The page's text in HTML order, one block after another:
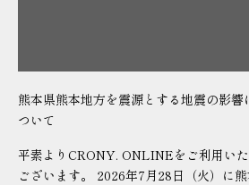
熊本県熊本地方を震源とする地震の影響
ついて
平素よりCRONY. ONLINEをご利用い
ございます。 2026年7月28日（火）に